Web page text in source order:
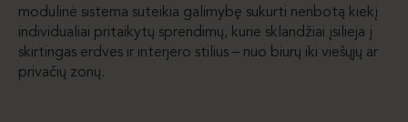
modulinė sistema suteikia galimybę sukurti neribotą kiekį
individualiai pritaikytų sprendimų, kurie sklandžiai įsilieja į
skirtingas erdves ir interjero stilius – nuo biurų iki viešųjų ar
privačių zonų.